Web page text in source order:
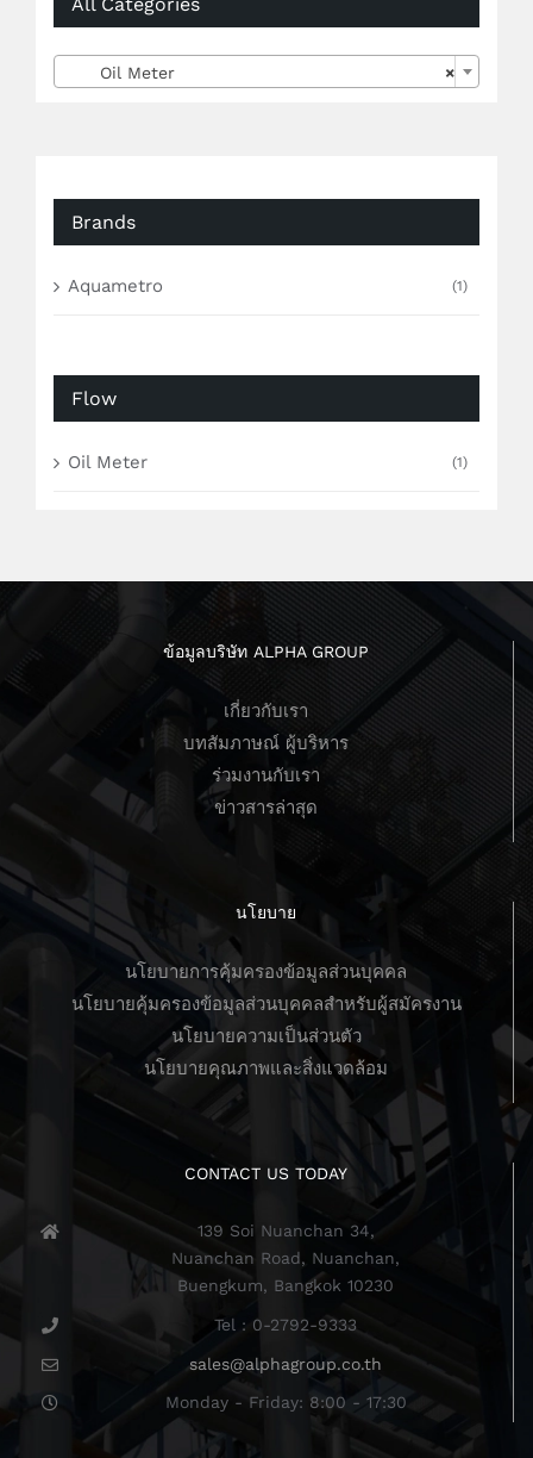
×
Oil Meter
Brands
Aquametro (1)
Flow
Oil Meter (1)
ข้อมูลบริษัท ALPHA GROUP
เกี่ยวกับเรา
บทสัมภาษณ์ ผู้บริหาร
ร่วมงานกับเรา
ข่าวสารล่าสุด
นโยบาย
นโยบายการคุ้มครองข้อมูลส่วนบุคคล
นโยบายคุ้มครองข้อมูลส่วนบุคคลสำหรับผู้สมัครงาน
นโยบายความเป็นส่วนตัว
นโยบายคุณภาพและสิ่งแวดล้อม
CONTACT US TODAY
139 Soi Nuanchan 34,
Nuanchan Road, Nuanchan,
Buengkum, Bangkok 10230
Tel : 0-2792-9333
sales@alphagroup.co.th
Monday - Friday: 8:00 - 17:30